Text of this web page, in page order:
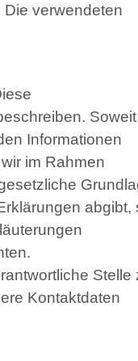
verwendeten
Informationen
im Rahmen
abgibt,
Stelle
Kontaktdaten